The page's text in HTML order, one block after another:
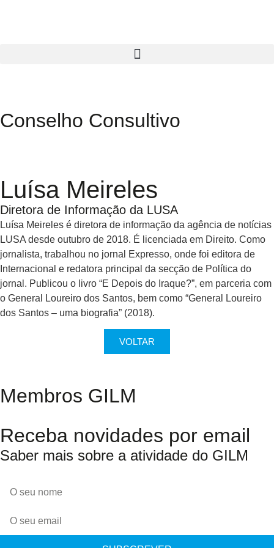
Conselho Consultivo
Luísa Meireles
Diretora de Informação da LUSA
Luísa Meireles é diretora de informação da agência de notícias
LUSA desde outubro de 2018. É licenciada em Direito. Como
jornalista, trabalhou no jornal Expresso, onde foi editora de
Internacional e redatora principal da secção de Política do
jornal. Publicou o livro “E Depois do Iraque?”, em parceria com
o General Loureiro dos Santos, bem como “General Loureiro
dos Santos – uma biografia” (2018).
VOLTAR
Membros GILM
Receba novidades por email
Saber mais sobre a atividade do GILM